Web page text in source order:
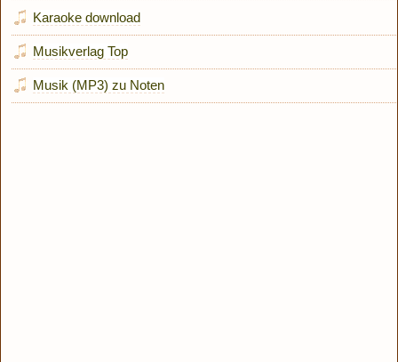
Karaoke download
Musikverlag Top
Musik (MP3) zu Noten